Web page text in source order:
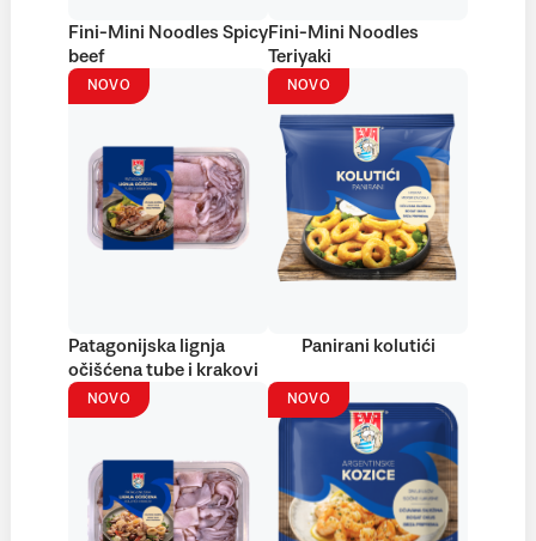
Fini-Mini Noodles Spicy
beef
Fini-Mini Noodles
Teriyaki
NOVO
Patagonijska lignja
očišćena tube i krakovi
NOVO
Panirani kolutići
NOVO NOVO